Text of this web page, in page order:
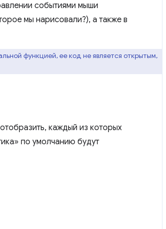
событиями мыши
мы нарисовали?), а также в
функцией, ее код не является открытым,
каждый из которых
по умолчанию будут